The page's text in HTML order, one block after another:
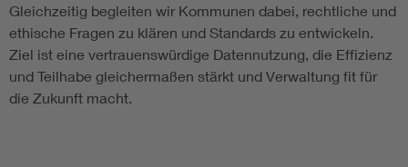
Gleichzeitig begleiten wir Kommunen dabei, rechtliche und
ethische Fragen zu klären und Standards zu entwickeln.
Ziel ist eine vertrauenswürdige Datennutzung, die Effizienz
und Teilhabe gleichermaßen stärkt und Verwaltung fit für
die Zukunft macht.